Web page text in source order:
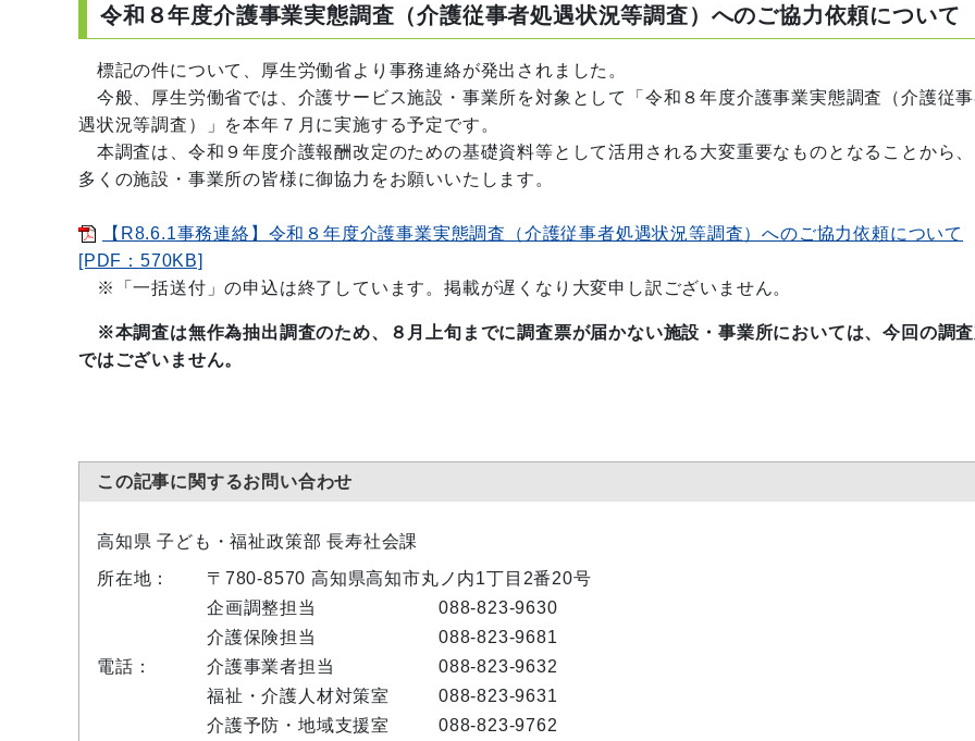
令和８年度介護事業実態調査（介護従事者処遇状況等調査）へのご協力依頼について
標記の件について、厚生労働省より事務連絡が発出されました。
今般、厚生労働省では、介護サービス施設・事業所を対象として「令和８年度介護事業実態調査（介護従
遇状況等調査）」を本年７月に実施する予定です。
本調査は、令和９年度介護報酬改定のための基礎資料等として活用される大変重要なものとなることから
多くの施設・事業所の皆様に御協力をお願いいたします。
【R8.6.1事務連絡】令和８年度介護事業実態調査（介護従事者処遇状況等調査）へのご協力依頼について
[PDF：570KB]
※「一括送付」の申込は終了しています。掲載が遅くなり大変申し訳ございません。
※本調査は無作為抽出調査のため、８月上旬までに調査票が届かない施設・事業所においては、今回の調
ではございません。
この記事に関するお問い合わせ
高知県 子ども・福祉政策部 長寿社会課
所在地：
〒780-8570 高知県高知市丸ノ内1丁目2番20号
電話：
企画調整担当
088-823-9630
介護保険担当
088-823-9681
介護事業者担当
088-823-9632
福祉・介護人材対策室
088-823-9631
介護予防・地域支援室
088-823-9762